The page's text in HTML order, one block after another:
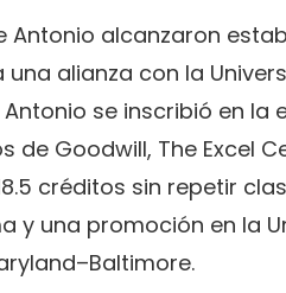
Antonio alcanzaron
alianza con la
se inscribió en la
Goodwill, The Excel
créditos sin repetir
y una promoción en la